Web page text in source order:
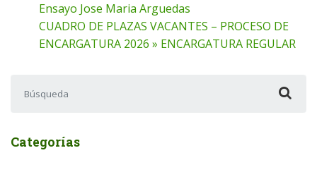
Ensayo Jose Maria Arguedas
CUADRO DE PLAZAS VACANTES – PROCESO DE
ENCARGATURA 2026 » ENCARGATURA REGULAR
Categorías